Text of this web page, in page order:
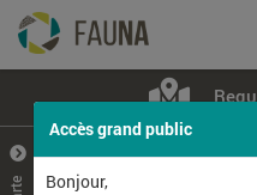
+
–
Accès grand public
Bonjour,